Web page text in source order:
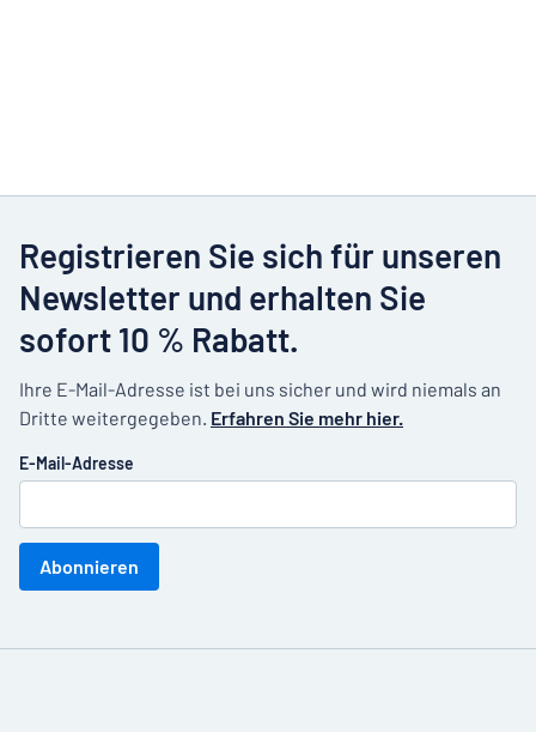
Registrieren Sie sich für unseren
Newsletter und erhalten Sie
sofort 10 % Rabatt.
Ihre E-Mail-Adresse ist bei uns sicher und wird niemals an
Dritte weitergegeben. Erfahren Sie mehr hier.
E-Mail-Adresse
Abonnieren